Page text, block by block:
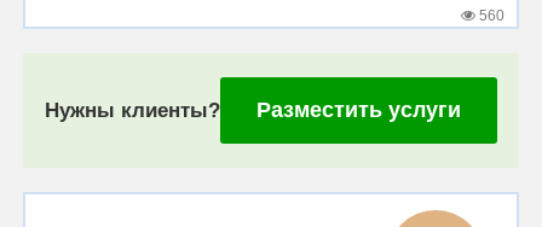
560
Нужны клиенты? Разместить услуги